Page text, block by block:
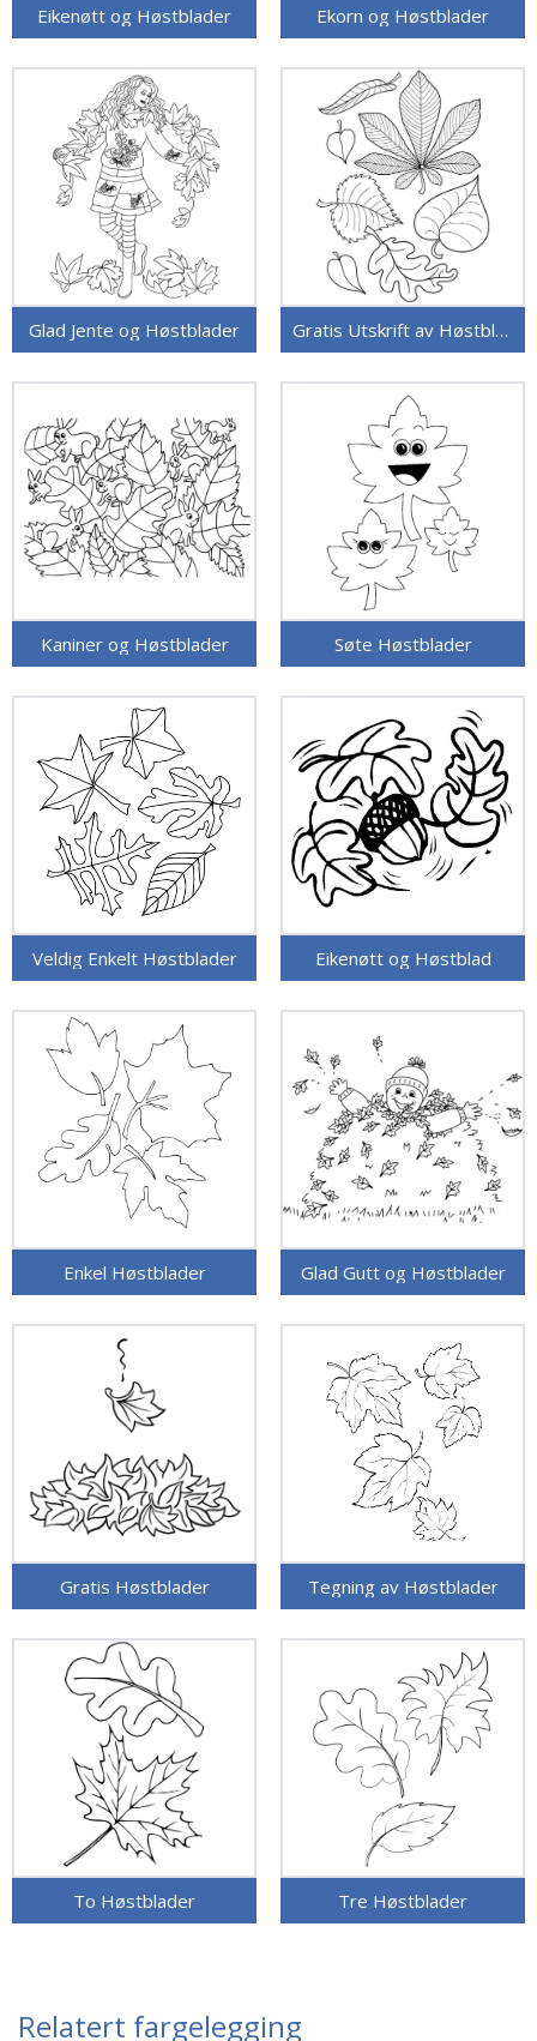
Eikenøtt og Høstblader Ekorn og Høstblader
Glad Jente og Høstblader Gratis Utskrift av Høstblader
Kaniner og Høstblader Søte Høstblader
Veldig Enkelt Høstblader Eikenøtt og Høstblad
Enkel Høstblader Glad Gutt og Høstblader
Gratis Høstblader Tegning av Høstblader
To Høstblader Tre Høstblader
Relatert fargelegging